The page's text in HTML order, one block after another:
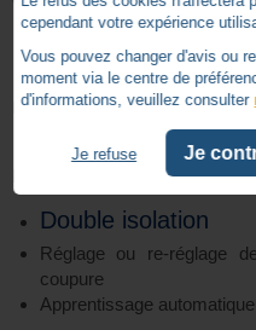
roulants du marché
Bénéfices du moteur :
Installation simple :
Double isolation
Réglage ou re-réglage
coupure
Apprentissage
cependant votre expérience
Vous pouvez changer d'avis ou
moment via le centre de
d'informations, veuillez consulter
Je refuse Je